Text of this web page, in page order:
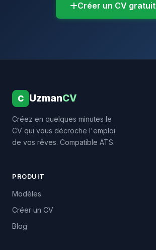
Créer un CV gratuit
C UzmanCV
Créez en quelques minutes le
CV qui vous décroche l'emploi
de vos rêves. Compatible ATS.
PRODUIT
Modèles
Créer un CV
Blog